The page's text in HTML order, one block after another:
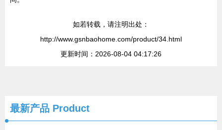
如若转载，请注明出处：
http://www.gsnbaohome.com/product/34.html
更新时间：2026-08-04 04:17:26
最新产品 Product